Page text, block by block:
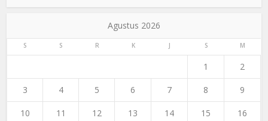
Agustus 2026
S S R K J S M
1 2
3 4 5 6 7 8 9
10 11 12 13 14 15 16